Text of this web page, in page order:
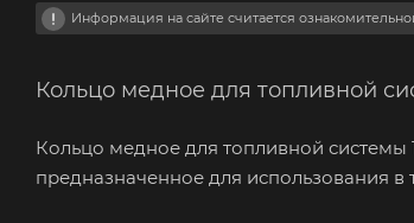
Информация на сайте считается
Кольцо медное для топливной
Кольцо медное для топливной системы
предназначенное для использования в